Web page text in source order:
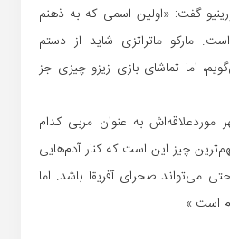
گفت: «اولین اسمی که به ذهنم
مارکو ماتراتزی شاید از دستم
اما تماشای بازی زیزو چیزی جز
موردعلاقه‌اش به عنوان مربی کدام
چیز این است که کنار آدم‌هایی
می‌تواند صحرای آفریقا باشد. اما
است.»